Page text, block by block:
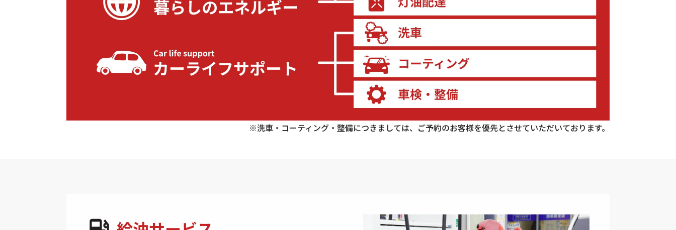
※洗車・コーティング・整備につきましては、ご予約のお客様を優先とさせていただいております。